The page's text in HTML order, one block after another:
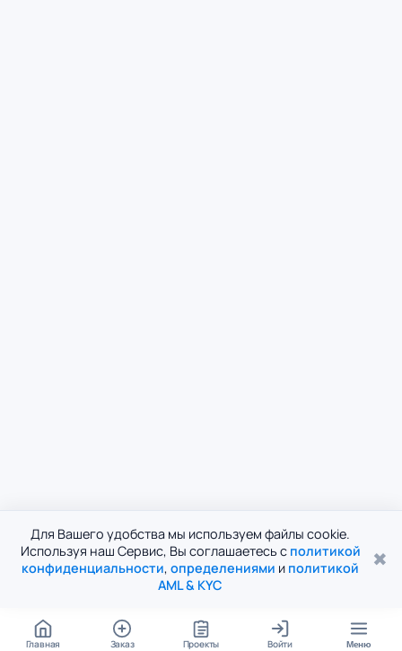
Для Вашего удобства мы используем файлы cookie.
Используя наш Сервис, Вы соглашаетесь с политикой
конфиденциальности, определениями и политикой
AML & KYC
✖
Главная Заказ Проекты Войти Меню